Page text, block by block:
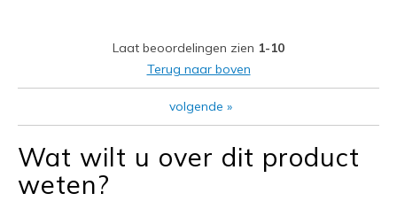
Feels true to size
I'm Into Shoes
Laat beoordelingen zien 1-10
Terug naar boven
volgende »
Wat wilt u over dit product
weten?